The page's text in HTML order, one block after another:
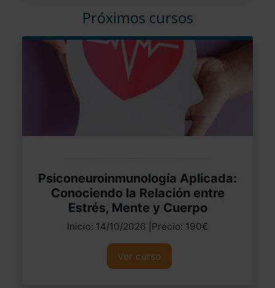
Próximos cursos
Psiconeuroinmunología Aplicada:
Conociendo la Relación entre
Estrés, Mente y Cuerpo
Inicio: 14/10/2026 |Precio: 190€
Ver curso